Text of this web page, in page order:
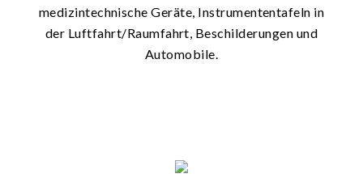
medizintechnische Geräte, Instrumententafeln in
der Luftfahrt/Raumfahrt, Beschilderungen und
Automobile.